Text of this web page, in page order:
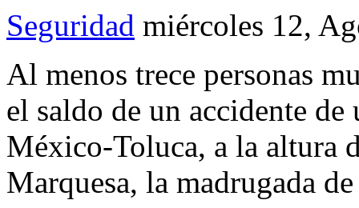
Seguridad miércoles 12,
Al menos trece personas
el saldo de un accidente de
México-Toluca, a la altura
Marquesa, la madrugada